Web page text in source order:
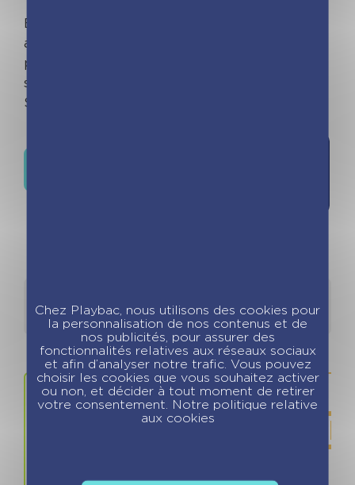
Et toujours une qualité IRRÉPROCHABLE : maxi
aimant (le + gros du marché !), colle extra-forte
pour tenir les blocs, papier 160 grammes,
support maxi solide et finitions soignées !
S’organiser n’a jamais été aussi simple !
Détails Auteurs
Chez Playbac, nous utilisons des cookies pour
la personnalisation de nos contenus et de
nos publicités, pour assurer des
fonctionnalités relatives aux réseaux sociaux
et afin d’analyser notre trafic. Vous pouvez
choisir les cookies que vous souhaitez activer
ou non, et décider à tout moment de retirer
votre consentement. Notre politique relative
aux cookies